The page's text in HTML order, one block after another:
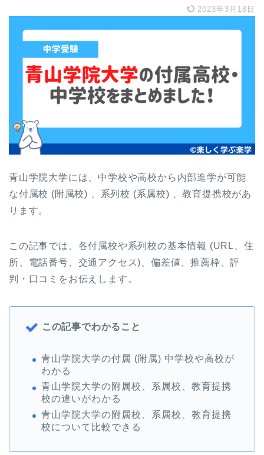
2023年3月18日
青山学院大学には、中学校や高校から内部進学が可能
な付属校 (附属校) 、系列校 (系属校) 、教育提携校があ
ります。
この記事では、各付属校や系列校の基本情報 (URL、住
所、電話番号、交通アクセス)、偏差値、推薦枠、評
判・口コミをお伝えします。
この記事でわかること
青山学院大学の付属 (附属) 中学校や高校が
わかる
青山学院大学の附属校、系属校、教育提携
校の違いがわかる
青山学院大学の附属校、系属校、教育提携
校について比較できる